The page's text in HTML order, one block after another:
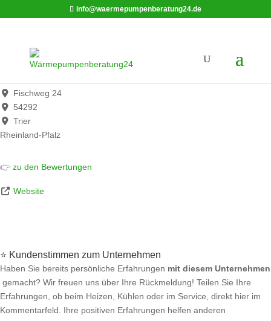
info@waermepumpenberatung24.de
Reis & Neumann GmbH Heizungsbau
Werbung*
Fischweg 24
54292
Trier
Rheinland-Pfalz
👉 zu den Bewertungen
Website
⭐ Kundenstimmen zum Unternehmen
Haben Sie bereits persönliche Erfahrungen mit diesem Unternehmen
gemacht? Wir freuen uns über Ihre Rückmeldung! Teilen Sie Ihre
Erfahrungen, ob beim Heizen, Kühlen oder im Service, direkt hier im
Kommentarfeld. Ihre positiven Erfahrungen helfen anderen